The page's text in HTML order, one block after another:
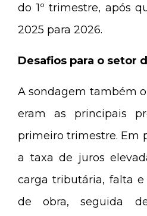
do 1º trimestre, após
2025 para 2026.
Desafios para o setor
A sondagem também
eram as principais
primeiro trimestre. Em
a taxa de juros
carga tributária, falta
de obra, seguida